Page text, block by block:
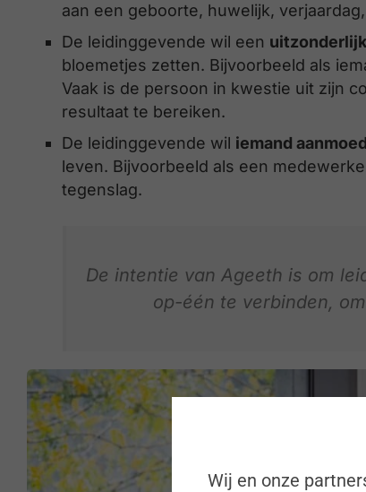
aan een geboorte, huwelijk,
De leidinggevende wil een
bloemetjes zetten. Bijvoorbeeld als
Vaak is de persoon in kwestie uit zijn
resultaat te bereiken.
De leidinggevende wil iemand
leven. Bijvoorbeeld als een
tegenslag.
De intentie van Ageeth is om
op-één te verbinden,
Wij en onze